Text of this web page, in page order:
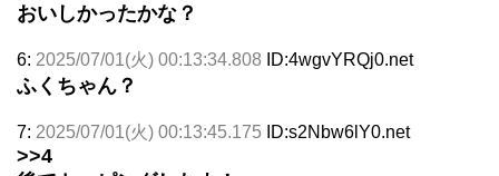
おいしかったかな？
6: 2025/07/01(火) 00:13:34.808 ID:4wgvYRQj0.net
ふくちゃん？
7: 2025/07/01(火) 00:13:45.175 ID:s2Nbw6lY0.net
>>4